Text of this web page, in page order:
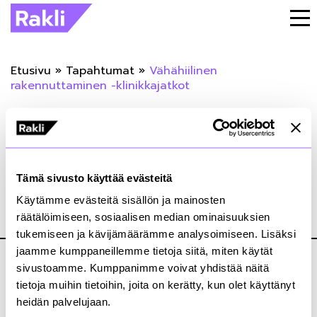
Tämä sivusto käyttää evästeitä
Käytämme evästeitä sisällön ja mainosten
räätälöimiseen, sosiaalisen median ominaisuuksien
tukemiseen ja kävijämäärämme analysoimiseen. Lisäksi
jaamme kumppaneillemme tietoja siitä, miten käytät
sivustoamme. Kumppanimme voivat yhdistää näitä
tietoja muihin tietoihin, joita on kerätty, kun olet käyttänyt
heidän palvelujaan.
Etusivu » Tapahtumat » Vähähiilinen
rakennuttaminen -klinikkajatkot
« Takaisin tapahtumiin
Vähähiilinen rakennuttaminen -
klinikkajatkot
22.04.2021